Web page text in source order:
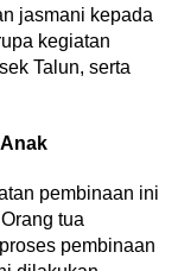
jasmani kepada
kegiatan
Talun, serta
pembinaan ini
tua
pembinaan